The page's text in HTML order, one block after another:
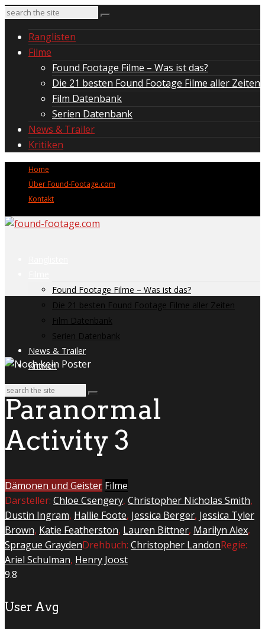
Ranglisten
Filme
Found Footage Filme – Was ist das?
Die 21 besten Found Footage Filme aller Zeiten
Film Datenbank
Serien Datenbank
News & Trailer
Kritiken
Home
Über Found-Footage.com
Kontakt
Found Footage Filme – Was ist das?
Die 21 besten Found Footage Filme aller Zeiten
Film Datenbank
Serien Datenbank
News & Trailer
Kritiken
Paranormal
Activity 3
Dämonen und Geister Filme
Darsteller: Chloe Csengery, Christopher Nicholas Smith,
Dustin Ingram, Hallie Foote, Jessica Berger, Jessica Tyler
Brown, Katie Featherston, Lauren Bittner, Marilyn Alex,
Sprague GraydenDrehbuch: Christopher LandonRegie:
Ariel Schulman, Henry Joost
9.8
User Avg